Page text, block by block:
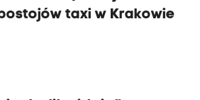
taxi w Krakowie